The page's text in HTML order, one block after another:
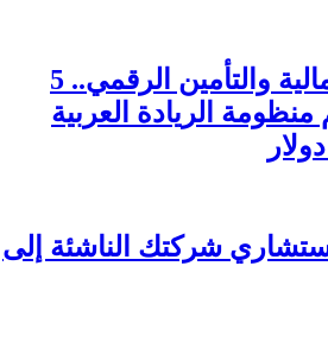
بين التقنية المالية والتأمين الرقمي.. 5
الريادة العربية
شركتك الناشئة إلى